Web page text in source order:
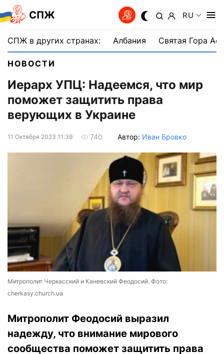
СПЖ RU
СПЖ в других странах: Албания Святая Гора
НОВОСТИ
Иерарх УПЦ: Надеемся, что мир
поможет защитить права
верующих в Украине
11 Октября 2023 11:39 740 Автор: Иван Бровко
Митрополит Черкасский и Каневский Феодосий. Фото:
cherkasy.church.ua
Митрополит Феодосий выразил
надежду, что внимание мирового
сообщества поможет защитить права